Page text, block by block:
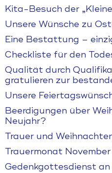
Kita-Besuch der
Unsere Wünsche zu
Eine Bestattung –
Checkliste für den
Qualität durch
gratulieren zur
Unsere
Beerdigungen über
Neujahr?
Trauer und
Trauermonat November
Gedenkgottesdienst an